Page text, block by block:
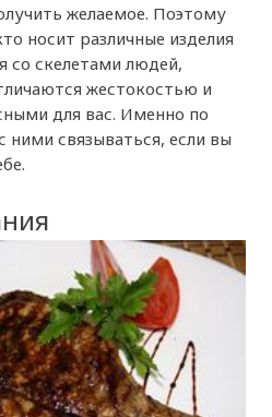
желаемое. Поэтому
носит различные изделия
со скелетами людей,
жестокостью и
для вас. Именно по
ними связываться, если вы